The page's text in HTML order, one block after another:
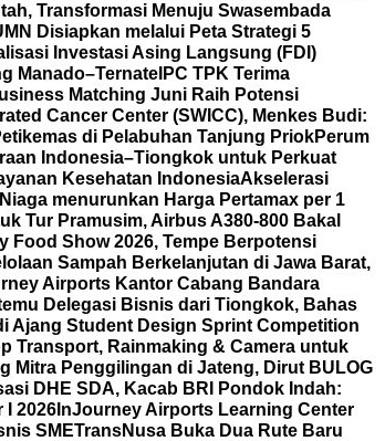
Transformasi Menuju Swasembada
Disiapkan melalui Peta Strategi 5
Investasi Asing Langsung (FDI)
Manado–Ternate IPC TPK Terima
Matching Juni Raih Potensi
Cancer Center (SWICC), Menkes Budi:
di Pelabuhan Tanjung PriokPerum
Indonesia–Tiongkok untuk Perkuat
Kesehatan IndonesiaAkselerasi
menurunkan Harga Pertamax per 1
Tur Pramusim, Airbus A380-800 Bakal
Food Show 2026, Tempe Berpotensi
Sampah Berkelanjutan di Jawa Barat,
Airports Kantor Cabang Bandara
Delegasi Bisnis dari Tiongkok, Bahas
Ajang Student Design Sprint Competition
Transport, Rainmaking & Camera untuk
Mitra Penggilingan di Jateng, Dirut BULOG
DHE SDA, Kacab BRI Pondok Indah:
I 2026 InJourney Airports Learning Center
SMETransNusa Buka Dua Rute Baru